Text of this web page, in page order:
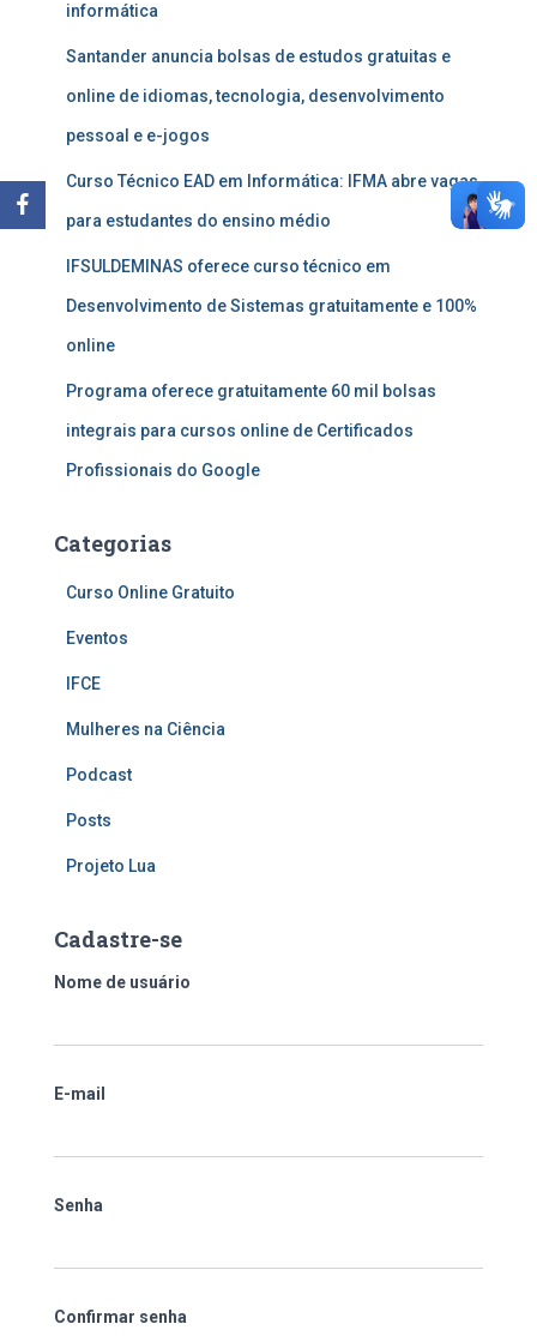
informática
Santander anuncia bolsas de estudos gratuitas e
online de idiomas, tecnologia, desenvolvimento
pessoal e e-jogos
Curso Técnico EAD em Informática: IFMA abre vagas
para estudantes do ensino médio
IFSULDEMINAS oferece curso técnico em
Desenvolvimento de Sistemas gratuitamente e 100%
online
Programa oferece gratuitamente 60 mil bolsas
integrais para cursos online de Certificados
Profissionais do Google
Categorias
Curso Online Gratuito
Eventos
IFCE
Mulheres na Ciência
Podcast
Posts
Projeto Lua
Cadastre-se
Nome de usuário
E-mail
Senha
Confirmar senha